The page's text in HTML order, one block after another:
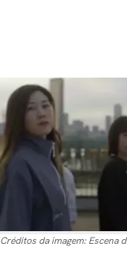
Créditos da imagem: Escena